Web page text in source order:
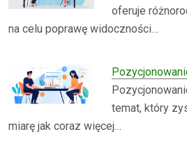
oferuje
na celu poprawę widoczności…
temat, który
miarę jak coraz więcej…